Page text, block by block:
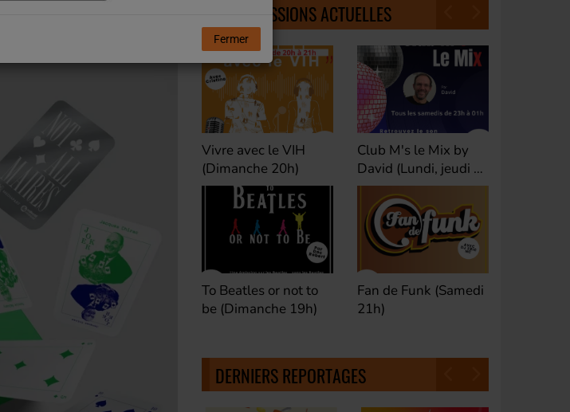
NOS ÉMISSIONS ACTUELLES
Une heure avant la
nuit (Dimanche 22h)
Défaire les idées
(Dimanche 21h)
Vivre avec le VIH
(Dimanche 20h)
To Beatles or not to
be (Dimanche 19h)
Club M's le Mix by
David (Lundi, jeudi et
samedi 23h)
Fan de Funk (Samedi
21h)
DERNIERS REPORTAGES
Fermer